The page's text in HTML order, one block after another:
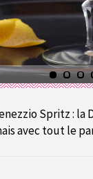
Spritz : la
avec tout le